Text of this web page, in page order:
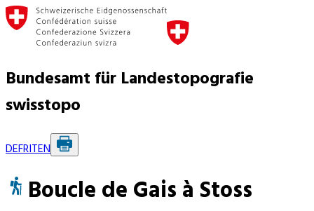
Bundesamt für Landestopografie
swisstopo
DEFRITEN
Boucle de Gais à Stoss